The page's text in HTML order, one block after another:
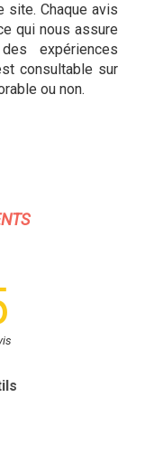
site. Chaque avis
qui nous assure
expériences
consultable sur
ou non.